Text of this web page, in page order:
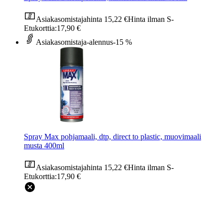
Asiakasomistajahinta 15,22 €Hinta ilman S-
Etukorttia:17,90 €
Asiakasomistaja-alennus-15 %
Spray Max pohjamaali, dtp, direct to plastic, muovimaali
musta 400ml
Asiakasomistajahinta 15,22 €Hinta ilman S-
Etukorttia:17,90 €